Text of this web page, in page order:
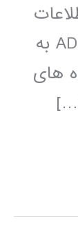
کاربر می توانند از طریق ADO.NET به
های